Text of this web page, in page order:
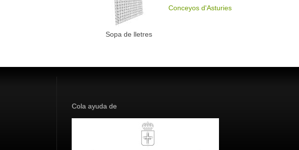
Sopa de lletres
Conceyos d'Asturies
Cola ayuda de